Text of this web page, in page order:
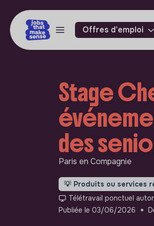
Offres d'emploi
Stage
des
Paris en Compagnie
💡 Produits ou services
Télétravail ponctuel
Publiée le 03/06/2026